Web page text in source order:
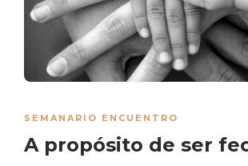
SEMANARIO ENCUENTRO
A propósito de ser